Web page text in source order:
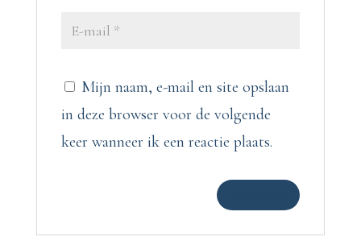
Mijn naam, e-mail en site opslaan
in deze browser voor de volgende
keer wanneer ik een reactie plaats.